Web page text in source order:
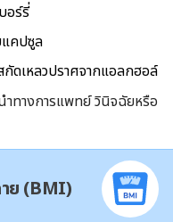
อร์รี่
คปซูล
ดเหลวปราศจากแอลกฮอล์
ำทางการแพทย์ วินิจฉัยหรือ
ย (BMI)